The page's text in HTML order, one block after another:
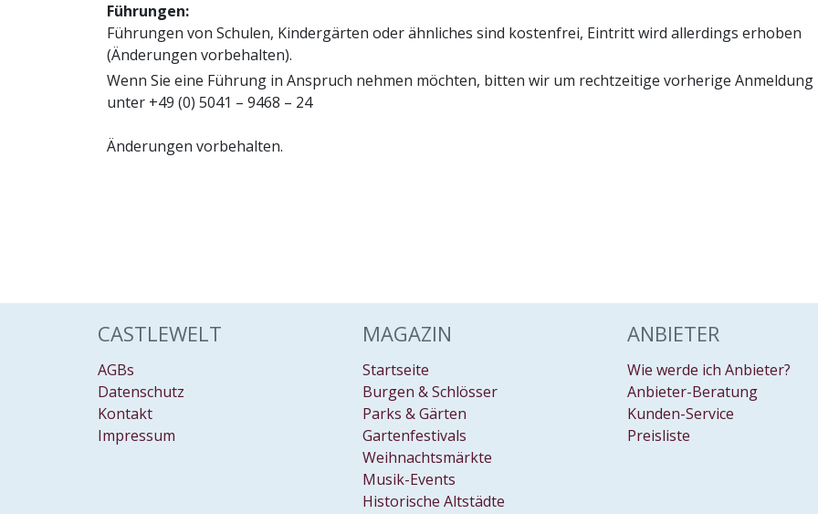
Führungen:
Führungen von Schulen, Kindergärten oder ähnliches sind kostenfrei, Eintritt wird allerdings erhoben
(Änderungen vorbehalten).
Wenn Sie eine Führung in Anspruch nehmen möchten, bitten wir um rechtzeitige vorherige Anmeldung
unter +49 (0) 5041 – 9468 – 24
Änderungen vorbehalten.
CASTLEWELT
AGBs
Datenschutz
Kontakt
Impressum
MAGAZIN
Startseite
Burgen & Schlösser
Parks & Gärten
Gartenfestivals
Weihnachtsmärkte
Musik-Events
Historische Altstädte
ANBIETER
Wie werde ich Anbieter?
Anbieter-Beratung
Kunden-Service
Preisliste